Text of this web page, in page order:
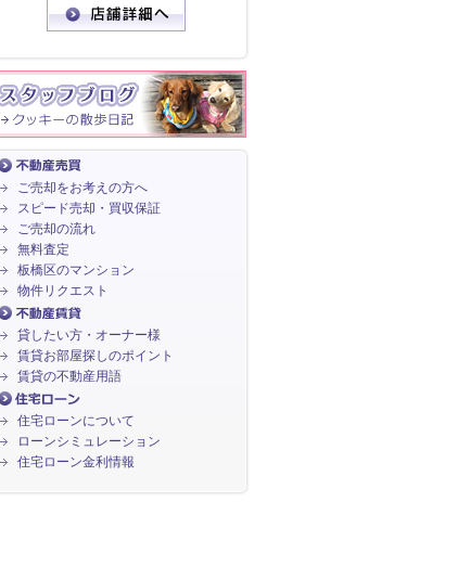
ご売却をお考えの方へ
スピード売却・買収保証
ご売却の流れ
無料査定
板橋区のマンション
物件リクエスト
貸したい方・オーナー様
賃貸お部屋探しのポイント
賃貸の不動産用語
住宅ローンについて
ローンシミュレーション
住宅ローン金利情報